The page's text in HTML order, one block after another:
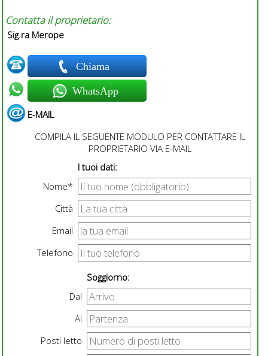
Contatta il proprietario:
Sig.ra Merope
Chiama
WhatsApp
E-MAIL
COMPILA IL SEGUENTE MODULO PER CONTATTARE IL
PROPRIETARIO VIA E-MAIL
I tuoi dati:
Nome*
Città
Email
Telefono
Soggiorno:
Dal
Al
Posti letto